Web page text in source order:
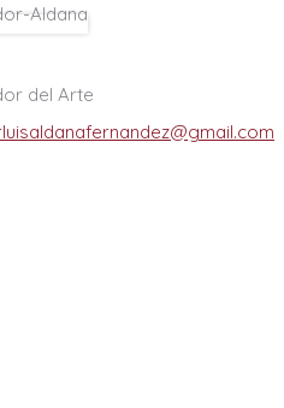
del Arte